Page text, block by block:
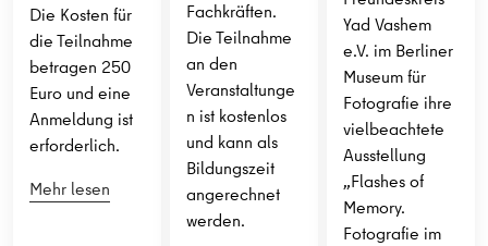
Die Kosten für
die Teilnahme
betragen 250
Euro und eine
Anmeldung ist
erforderlich.
Mehr lesen
Fachkräften.
Die Teilnahme
an den
Veranstaltunge
n ist kostenlos
und kann als
Bildungszeit
angerechnet
werden.
Yad Vashem
e.V. im Berliner
Museum für
Fotografie ihre
vielbeachtete
Ausstellung
„Flashes of
Memory.
Fotografie im